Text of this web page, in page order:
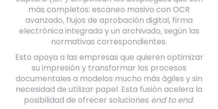
más completos: escaneo masivo con OCR
avanzado, flujos de aprobación digital, firma
electrónica integrada y un archivado, según las
normativas correspondientes.
Esto apoya a las empresas que quieren optimizar
su impresión y transformar los procesos
documentales a modelos mucho más ágiles y sin
necesidad de utilizar papel. Esta fusión acelera la
posibilidad de ofrecer soluciones end to end.